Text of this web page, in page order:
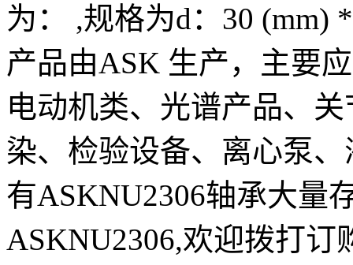
为： ,规格为d：30 (mm)
产品由ASK 生产，主要
电动机类、光谱产品、
染、检验设备、离心泵
有ASKNU2306轴承大量
ASKNU2306,欢迎拨打订